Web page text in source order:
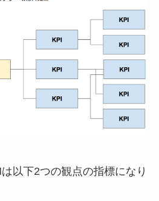
以下2つの観点の指標になり